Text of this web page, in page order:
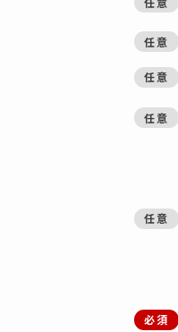
任意
任意
任意
任意
必須